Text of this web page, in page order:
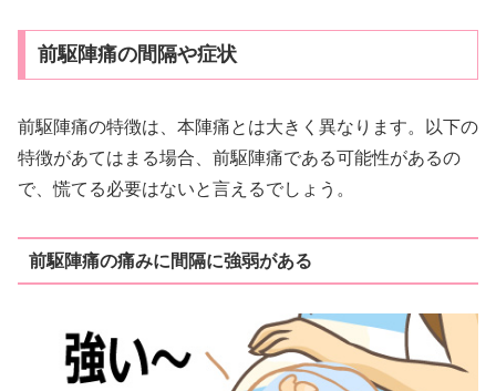
前駆陣痛の間隔や症状
前駆陣痛の特徴は、本陣痛とは大きく異なります。以下の
特徴があてはまる場合、前駆陣痛である可能性があるの
で、慌てる必要はないと言えるでしょう。
前駆陣痛の痛みに間隔に強弱がある